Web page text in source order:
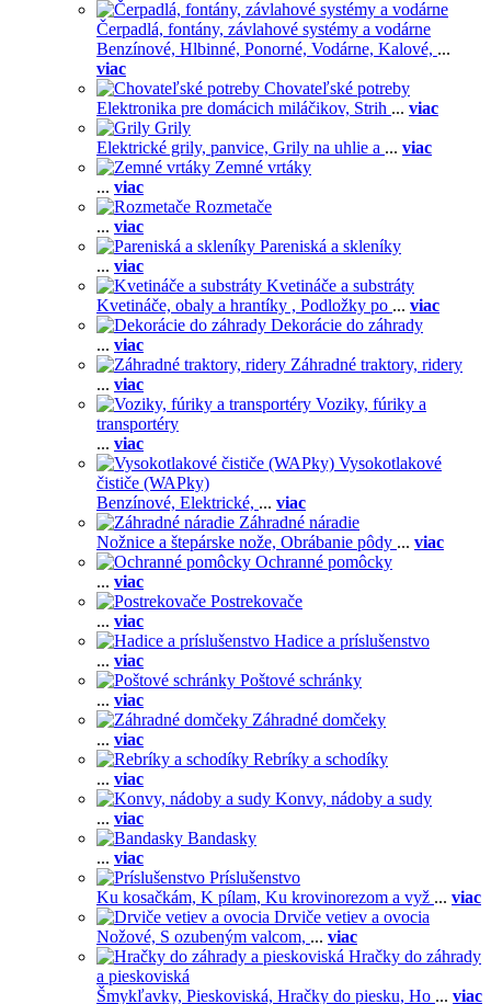
Čerpadlá, fontány, závlahové systémy a vodárne
Benzínové, Hlbinné, Ponorné, Vodárne, Kalové, ...
viac
Chovateľské potreby
Elektronika pre domácich miláčikov, Strih ... viac
Grily
Elektrické grily, panvice, Grily na uhlie a ... viac
Zemné vrtáky
... viac
Rozmetače
... viac
Pareniská a skleníky
... viac
Kvetináče a substráty
Kvetináče, obaly a hrantíky , Podložky po ... viac
Dekorácie do záhrady
... viac
Záhradné traktory, ridery
... viac
Voziky, fúriky a
transportéry
... viac
Vysokotlakové
čističe (WAPky)
Benzínové, Elektrické, ... viac
Záhradné náradie
Nožnice a štepárske nože, Obrábanie pôdy ... viac
Ochranné pomôcky
... viac
Postrekovače
... viac
Hadice a príslušenstvo
... viac
Poštové schránky
... viac
Záhradné domčeky
... viac
Rebríky a schodíky
... viac
Konvy, nádoby a sudy
... viac
Bandasky
... viac
Príslušenstvo
Ku kosačkám, K pílam, Ku krovinorezom a vyž ... viac
Drviče vetiev a ovocia
Nožové, S ozubeným valcom, ... viac
Hračky do záhrady
a pieskoviská
Šmykľavky, Pieskoviská, Hračky do piesku, Ho ... viac